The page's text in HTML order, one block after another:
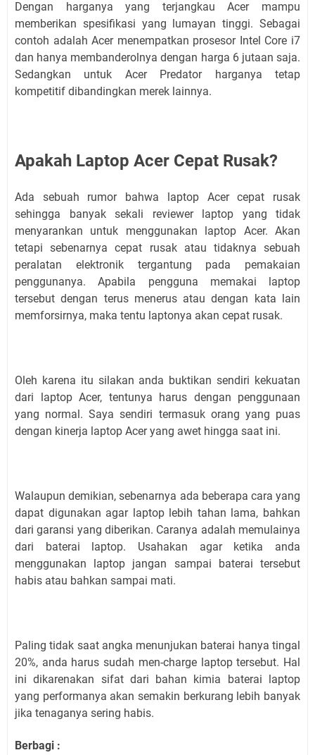
Dengan harganya yang terjangkau Acer mampu
memberikan spesifikasi yang lumayan tinggi. Sebagai
contoh adalah Acer menempatkan prosesor Intel Core i7
dan hanya membanderolnya dengan harga 6 jutaan saja.
Sedangkan untuk Acer Predator harganya tetap
kompetitif dibandingkan merek lainnya.
Apakah Laptop Acer Cepat Rusak?
Ada sebuah rumor bahwa laptop Acer cepat rusak
sehingga banyak sekali reviewer laptop yang tidak
menyarankan untuk menggunakan laptop Acer. Akan
tetapi sebenarnya cepat rusak atau tidaknya sebuah
peralatan elektronik tergantung pada pemakaian
penggunanya. Apabila pengguna memakai laptop
tersebut dengan terus menerus atau dengan kata lain
memforsirnya, maka tentu laptonya akan cepat rusak.
Oleh karena itu silakan anda buktikan sendiri kekuatan
dari laptop Acer, tentunya harus dengan penggunaan
yang normal. Saya sendiri termasuk orang yang puas
dengan kinerja laptop Acer yang awet hingga saat ini.
Walaupun demikian, sebenarnya ada beberapa cara yang
dapat digunakan agar laptop lebih tahan lama, bahkan
dari garansi yang diberikan. Caranya adalah memulainya
dari baterai laptop. Usahakan agar ketika anda
menggunakan laptop jangan sampai baterai tersebut
habis atau bahkan sampai mati.
Paling tidak saat angka menunjukan baterai hanya tingal
20%, anda harus sudah men-charge laptop tersebut. Hal
ini dikarenakan sifat dari bahan kimia baterai laptop
yang performanya akan semakin berkurang lebih banyak
jika tenaganya sering habis.
Berbagi :